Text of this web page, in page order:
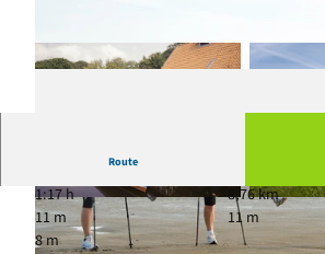
© Nele Martensen, Cuxland-Tourismus, Fotogr
afin Nele Martensen
© Otterndorf
Route
1:17 h
8,76 km
11 m
11 m
8 m